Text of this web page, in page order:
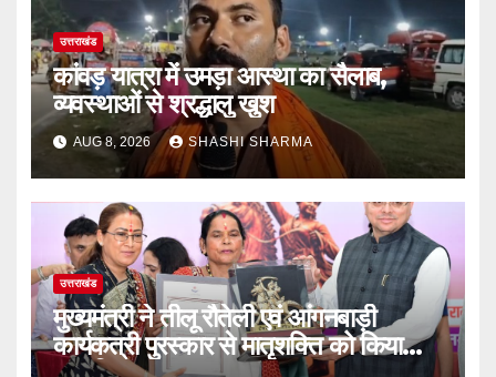
उत्तराखंड
कांवड़ यात्रा में उमड़ा आस्था का सैलाब,
व्यवस्थाओं से श्रद्धालु खुश
AUG 8, 2026 SHASHI SHARMA
उत्तराखंड
मुख्यमंत्री ने तीलू रौतेली एवं आंगनबाड़ी
कार्यकत्री पुरस्कार से मातृशक्ति को किया